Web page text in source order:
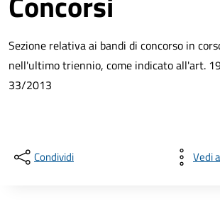
Sezione relativa ai bandi di concorso in
nell'ultimo triennio, come indicato all'art.
33/2013
Condividi Vedi